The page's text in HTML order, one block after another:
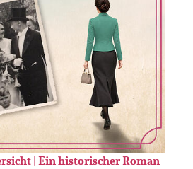
| Ein historischer Roman